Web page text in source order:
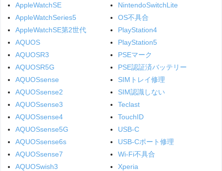
AppleWatchSE
AppleWatchSeries5
AppleWatchSE第2世代
AQUOS
AQUOSR3
AQUOSR5G
AQUOSsense
AQUOSsense2
AQUOSsense3
AQUOSsense4
AQUOSsense5G
AQUOSsense6s
AQUOSsense7
AQUOSwish3
NintendoSwitchLite
OS不具合
PlayStation4
PlayStation5
PSEマーク
PSE認証済バッテリー
SIMトレイ修理
SIM認識しない
Teclast
TouchID
USB-C
USB-Cポート修理
Wi-Fi不具合
Xperia